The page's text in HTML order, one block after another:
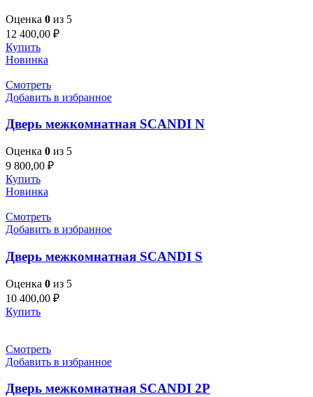
Оценка 0 из 5
12 400,00 ₽
Купить
Новинка
Смотреть
Добавить в избранное
Дверь межкомнатная SCANDI N
Оценка 0 из 5
9 800,00 ₽
Купить
Новинка
Смотреть
Добавить в избранное
Дверь межкомнатная SCANDI S
Оценка 0 из 5
10 400,00 ₽
Купить
Смотреть
Добавить в избранное
Дверь межкомнатная SCANDI 2P